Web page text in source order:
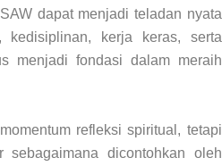
dapat menjadi teladan nyata
kerja keras, serta
menjadi fondasi dalam meraih
refleksi spiritual, tetapi
dicontohkan oleh